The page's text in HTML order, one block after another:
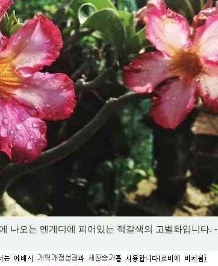
나오는 엔게디에 피어있는 적갈색의 고벨화입니다.